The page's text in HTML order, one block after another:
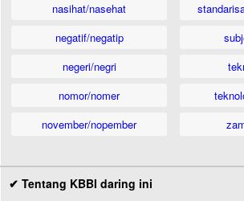
nasihat/nasehat
negatif/negatip
negeri/negri
nomor/nomer
november/nopember
✔ Tentang KBBI daring ini